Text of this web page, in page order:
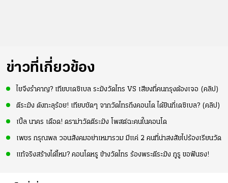
ข่าวที่เกี่ยวข้อง
ไยจึงรำคาญ? เทียบเดซิเบล ระฆังวัดไทร VS เสียงที่คนกรุงต้องเจอ (คลิป)
ตีระฆัง ดังทะลุร้อย! เทียบชัดๆ จากวัดไทรถึงคอนโด ได้ยินกี่เดซิเบล? (คลิป)
เปิ้ล นาคร เดือด! ดราม่าวัดตีระฆัง โพสต์ฉะคนในคอนโด
เพชร กรุณพล วอนสังคมอย่าเหมารวม มีแค่ 2 คนที่น่าสงสัยไปร้องเรียนวัด
แท้จริงสร้างได้ไหม? คอนโดหรู ข้างวัดไทร ร้องพระตีระฆัง กูรู ขอฟันธง!